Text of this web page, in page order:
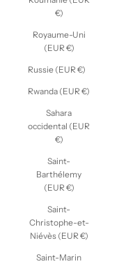
€)
Royaume-Uni
(EUR €)
Russie (EUR €)
Rwanda (EUR €)
Sahara
occidental (EUR
€)
Saint-
Barthélemy
(EUR €)
Saint-
Christophe-et-
Niévès (EUR €)
Saint-Marin